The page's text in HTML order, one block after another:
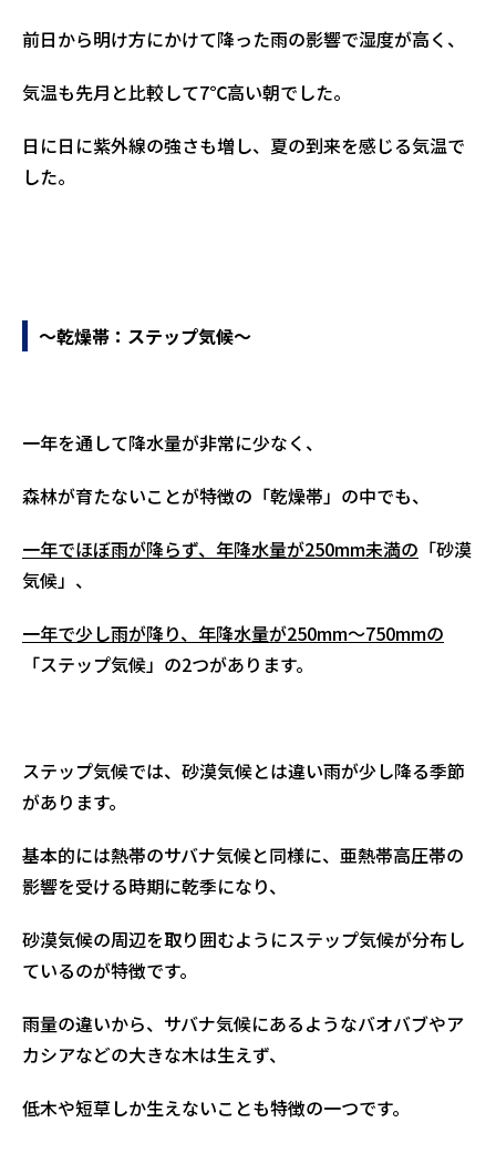
前日から明け方にかけて降った雨の影響で湿度が高く、
気温も先月と比較して7℃高い朝でした。
日に日に紫外線の強さも増し、夏の到来を感じる気温で
した。
～乾燥帯：ステップ気候～
一年を通して降水量が非常に少なく、
森林が育たないことが特徴の「乾燥帯」の中でも、
一年でほぼ雨が降らず、年降水量が250mm未満の 「砂漠
気候」、
一年で少し雨が降り、年降水量が250mm～750mmの
「ステップ気候」の2つがあります。
ステップ気候では、砂漠気候とは違い雨が少し降る季節
があります。
基本的には熱帯のサバナ気候と同様に、亜熱帯高圧帯の
影響を受ける時期に乾季になり、
砂漠気候の周辺を取り囲むようにステップ気候が分布し
ているのが特徴です。
雨量の違いから、サバナ気候にあるようなバオバブやア
カシアなどの大きな木は生えず、
低木や短草しか生えないことも特徴の一つです。